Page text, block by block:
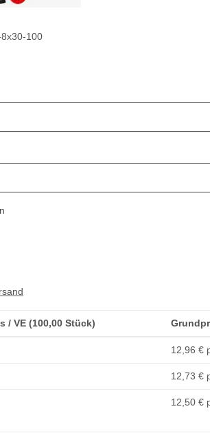
100
/ VE (100,00 Stück)
12,96 €
12,73 €
12,50 €